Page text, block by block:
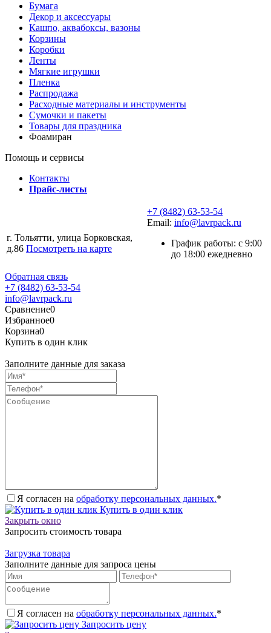
Бумага
Декор и аксессуары
Кашпо, аквабоксы, вазоны
Корзины
Коробки
Ленты
Мягкие игрушки
Пленка
Распродажа
Расходные материалы и инструменты
Сумочки и пакеты
Товары для праздника
Фоамиран
Помощь и сервисы
Контакты
Прайс-листы
г. Тольятти, улица Борковская,
д.86 Посмотреть на карте
+7 (8482) 63-53-54
Email: info@lavrpack.ru
График работы: с 9:00
до 18:00 ежедневно
Обратная связь
+7 (8482) 63-53-54
info@lavrpack.ru
Сравнение0
Избранное0
Корзина0
Купить в один клик
Заполните данные для заказа
Я согласен на обработку персональных данных.*
Купить в один клик
Закрыть окно
Запросить стоимость товара
Загрузка товара
Заполните данные для запроса цены
Я согласен на обработку персональных данных.*
Запросить цену